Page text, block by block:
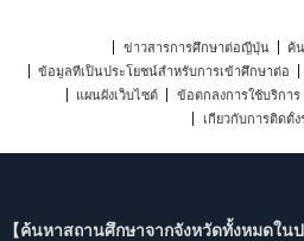
ข่าวสารการศึกษาต่อญี่ปุ่น
ค้
ข้อมูลที่เป็นประโยชน์สำหรับการเข้าศึกษาต่อ
แผนผังเว็บไซต์
ข้อตกลงการใช้บริการ
เกี่ยวกับการติดตั้ง
【ค้นหาสถานศึกษาจากจังหวัดทั้งหมดใน